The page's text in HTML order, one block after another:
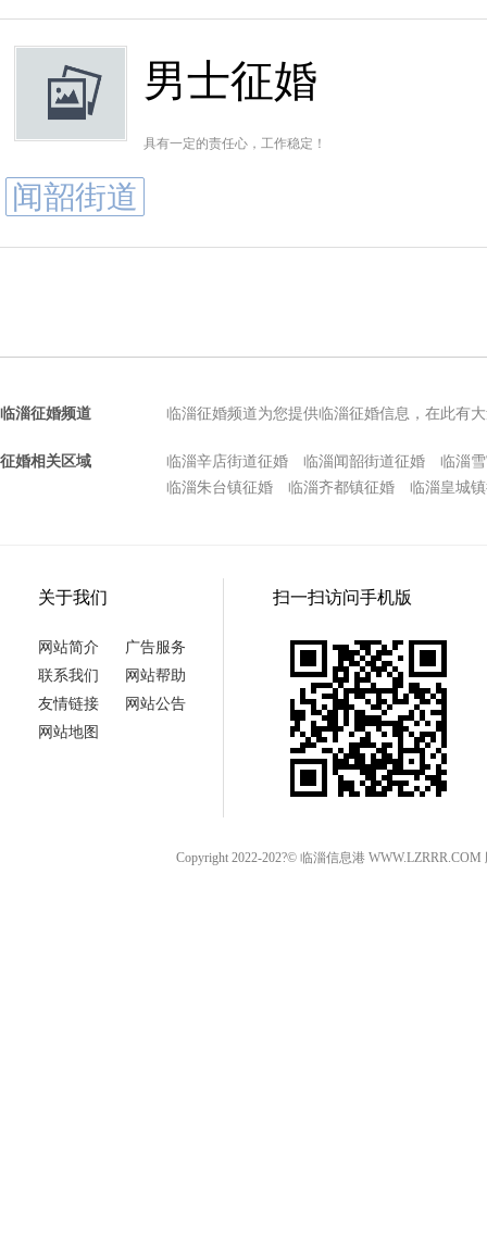
男士征婚
具有一定的责任心，工作稳定！
闻韶街道
临淄征婚频道 临淄征婚频道为您提供临淄征婚信息，在此有
征婚相关区域 临淄辛店街道征婚 临淄闻韶街道征婚
临淄
临淄朱台镇征婚
临淄齐都镇征婚 临淄皇城
关于我们
网站简介
广告服务
联系我们
网站帮助
友情链接
网站公告
网站地图
扫一扫访问手机版
Copyright 2022-202?© 临淄信息港